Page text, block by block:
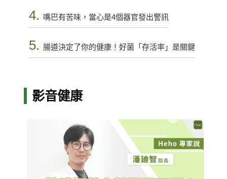
4. 嘴巴有苦味，當心是4個器官發出警訊
5. 腸道決定了你的健康！好菌「存活率」是關鍵
影音健康